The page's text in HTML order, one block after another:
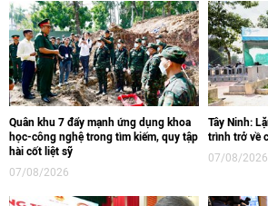
Quân khu 7 đẩy mạnh ứng dụng khoa
học-công nghệ trong tìm kiếm, quy tập
hài cốt liệt sỹ
07/08/2026
Tây Ninh:
trình trở về
07/08/2026